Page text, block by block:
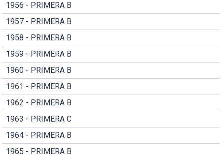
1956 - PRIMERA B
1957 - PRIMERA B
1958 - PRIMERA B
1959 - PRIMERA B
1960 - PRIMERA B
1961 - PRIMERA B
1962 - PRIMERA B
1963 - PRIMERA C
1964 - PRIMERA B
1965 - PRIMERA B